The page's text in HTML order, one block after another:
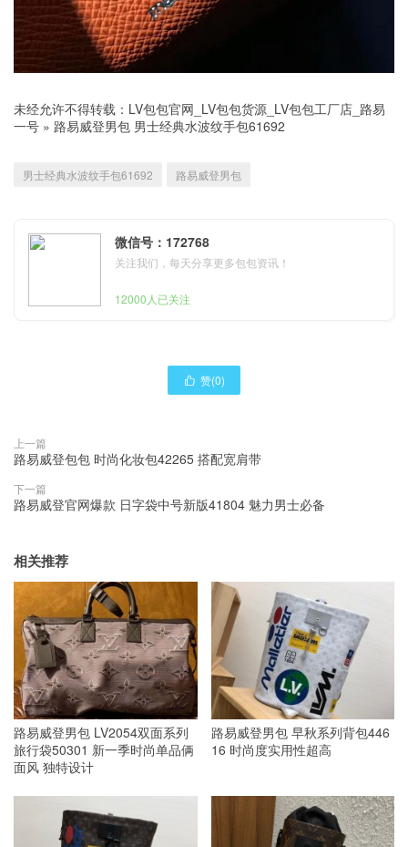
未经允许不得转载： LV包包官网_LV包包货源_LV包包工厂店_路易
一号 » 路易威登男包 男士经典水波纹手包61692
男士经典水波纹手包61692 路易威登男包
微信号：172768
关注我们，每天分享更多包包资讯！
12000人已关注
 赞(0)
上一篇
路易威登包包 时尚化妆包42265 搭配宽肩带
下一篇
路易威登官网爆款 日字袋中号新版41804 魅力男士必备
相关推荐
路易威登男包 LV2054双面系列
旅行袋50301 新一季时尚单品俩
面风 独特设计
路易威登男包 早秋系列背包446
16 时尚度实用性超高